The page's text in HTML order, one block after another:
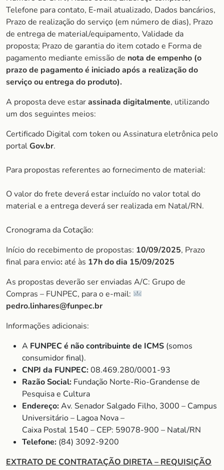
Telefone para contato, E-mail atualizado, Dados bancários,
Prazo de realização do serviço (em número de dias), Prazo
de entrega de material/equipamento, Validade da
proposta; Prazo de garantia do item cotado e Forma de
pagamento mediante emissão de nota de empenho (o
prazo de pagamento é iniciado após a realização do
serviço ou entrega do produto).
A proposta deve estarassinada digitalmente, utilizando
um dos seguintes meios:
Certificado Digital com token ou Assinatura eletrônica pelo
portalGov.br.
Para propostas referentes ao fornecimento de material:
O valor do frete deverá estar incluído no valor total do
material e a entrega deverá ser realizada em Natal/RN.
Cronograma da Cotação:
Início do recebimento de propostas: 10/09/2025, Prazo
final para envio: até às 17h do dia 15/09/2025
As propostas deverão ser enviadas A/C: Grupo de
Compras – FUNPEC, para o e-mail:
pedro.linhares@funpec.br
Informações adicionais:
A FUNPEC é não contribuinte de ICMS (somos
consumidor final).
CNPJ da FUNPEC:08.469.280/0001-93
Razão Social: Fundação Norte-Rio-Grandense de
Pesquisa e Cultura
Endereço:Av. Senador Salgado Filho, 3000 – Campus
Universitário – Lagoa Nova –
Caixa Postal 1540 – CEP: 59078-900 – Natal/RN
Telefone: (84) 3092-9200
EXTRATO DE CONTRATAÇÃO DIRETA – REQUISIÇÃO